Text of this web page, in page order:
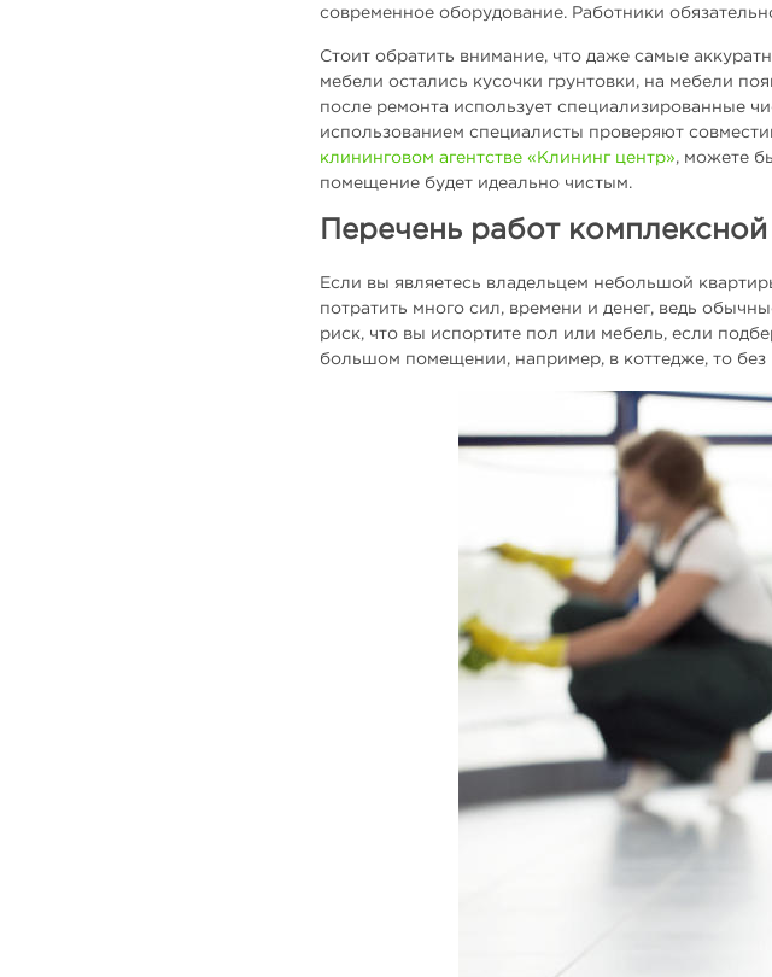
современное оборудование. Работники
Стоит обратить внимание, что даже самые
мебели остались кусочки грунтовки, на мебели
после ремонта использует специализированные
использованием специалисты проверяют
клининговом агентстве «Клининг центр», можете
помещение будет идеально чистым.
Перечень работ
Если вы являетесь владельцем небольшой
потратить много сил, времени и денег, ведь
риск, что вы испортите пол или мебель, если
большом помещении, например, в коттедже, то